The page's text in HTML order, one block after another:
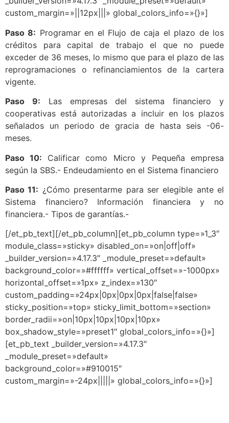
custom_margin=»||12px|||» global_colors_info=»{}»]
Paso 8: Programar en el Flujo de caja el plazo de los
créditos para capital de trabajo el que no puede
exceder de 36 meses, lo mismo que para el plazo de las
reprogramaciones o refinanciamientos de la cartera
vigente.
Paso 9: Las empresas del sistema financiero y
cooperativas está autorizadas a incluir en los plazos
señalados un periodo de gracia de hasta seis -06-
meses.
Paso 10: Calificar como Micro y Pequeña empresa
según la SBS.- Endeudamiento en el Sistema financiero
Paso 11: ¿Cómo presentarme para ser elegible ante el
Sistema financiero? Información financiera y no
financiera.- Tipos de garantías.-
[/et_pb_text][/et_pb_column][et_pb_column type=»1_3″
module_class=»sticky» disabled_on=»on|off|off»
_builder_version=»4.17.3″ _module_preset=»default»
background_color=»#ffffff» vertical_offset=»-1000px»
horizontal_offset=»1px» z_index=»130″
custom_padding=»24px|0px|0px|0px|false|false»
sticky_position=»top» sticky_limit_bottom=»section»
border_radii=»on|10px|10px|10px|10px»
box_shadow_style=»preset1″ global_colors_info=»{}»]
[et_pb_text _builder_version=»4.17.3″
_module_preset=»default»
background_color=»#910015″
custom_margin=»-24px|||||» global_colors_info=»{}»]